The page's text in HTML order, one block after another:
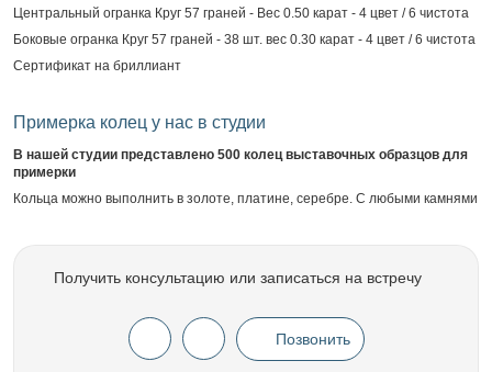
Центральный огранка Круг 57 граней - Вес 0.50 карат - 4 цвет / 6 чистота
Боковые огранка Круг 57 граней - 38 шт. вес 0.30 карат - 4 цвет / 6 чистота
Сертификат на бриллиант
Примерка колец у нас в студии
В нашей студии представлено 500 колец выставочных образцов для
примерки
Кольца можно выполнить в золоте, платине, серебре. С любыми камнями
Получить консультацию или записаться на встречу
Позвонить